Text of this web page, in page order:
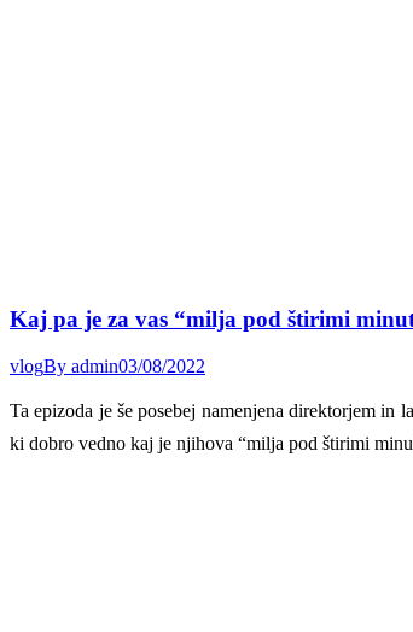
Kaj pa je za vas “milja pod štirimi
vlogBy admin03/08/2022
Ta epizoda je še posebej namenjena direktorjem
ki dobro vedno kaj je njihova “milja pod štirimi